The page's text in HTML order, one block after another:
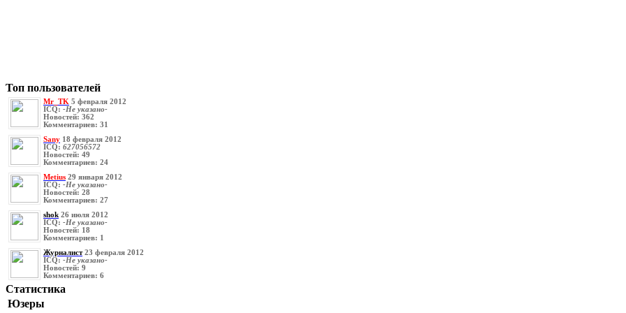
Топ пользователей
Mr_TK 5 февраля 2012
ICQ: -Не указано-
Новостей: 362
Комментариев: 31
Sany 18 февраля 2012
ICQ: 627056572
Новостей: 49
Комментариев: 24
Metius 29 января 2012
ICQ: -Не указано-
Новостей: 28
Комментариев: 27
shok 26 июля 2012
ICQ: -Не указано-
Новостей: 18
Комментариев: 1
Журналист23 февраля 2012
ICQ: -Не указано-
Новостей: 9
Комментариев: 6
Статистика
Юзеры